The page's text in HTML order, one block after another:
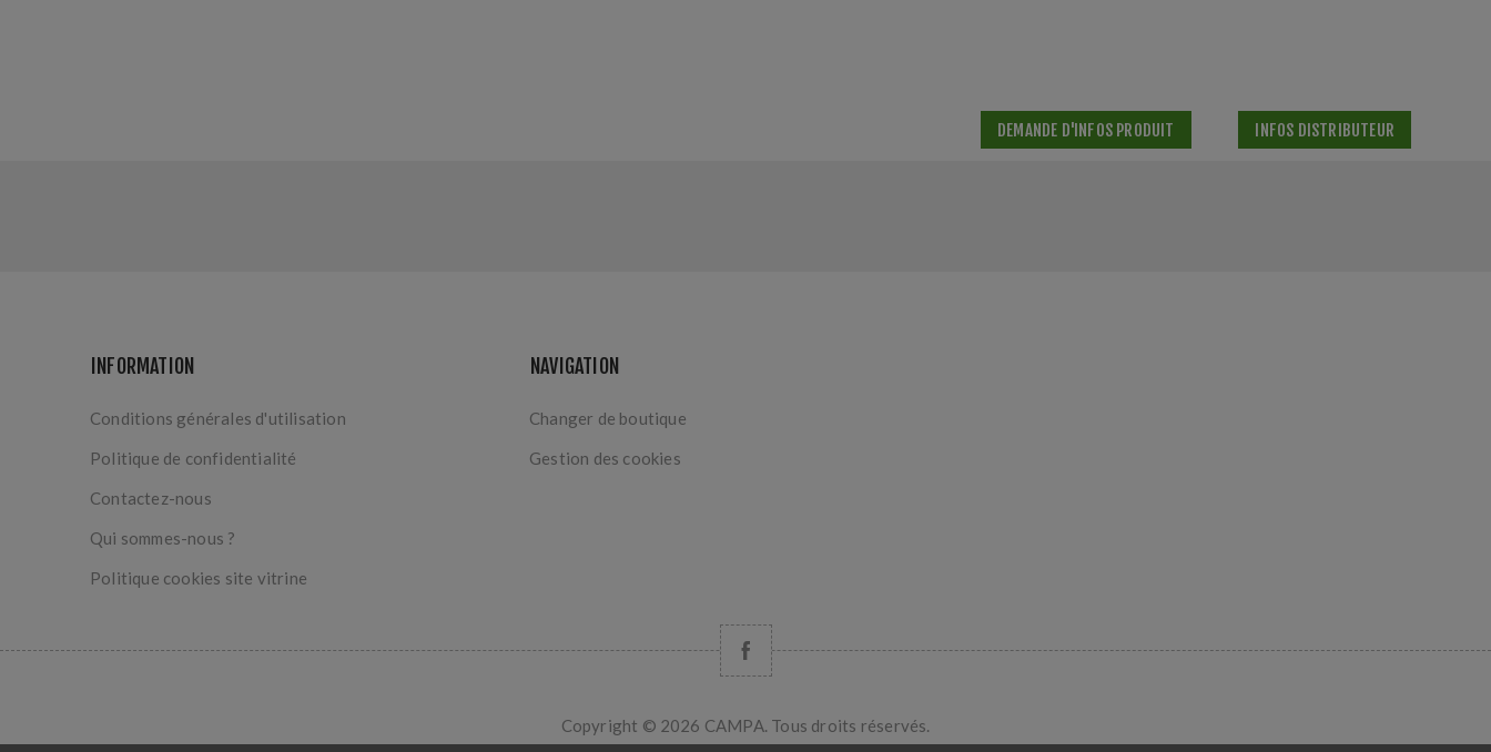
DEMANDE D'INFOS PRODUIT INFOS DISTRIBUTEUR
INFORMATION
Conditions générales d'utilisation
Politique de confidentialité
Contactez-nous
Qui sommes-nous ?
Politique cookies site vitrine
NAVIGATION
Changer de boutique
Gestion des cookies
Copyright © 2026 CAMPA. Tous droits réservés.